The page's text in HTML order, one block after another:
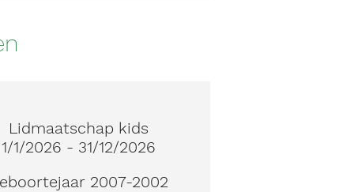
Lidmaatschap kids
1/1/2026 - 31/12/2026
2007-2002